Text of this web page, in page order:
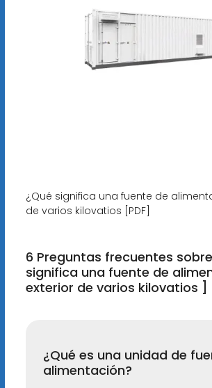
¿Qué significa una fuente de
de varios kilovatios [PDF]
6 Preguntas frecuentes
significa una fuente de
exterior de varios kilovatios ]
¿Qué es una unidad de
alimentación?